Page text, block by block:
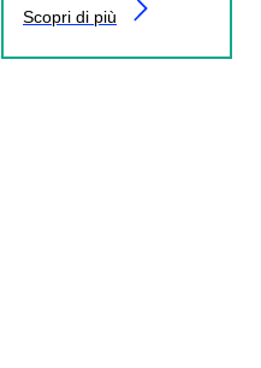
Scopri di più